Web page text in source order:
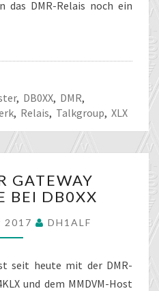
das DMR-Relais noch ein
, DB0XX, DMR,
, Relais, Talkgroup, XLX
DMR
GATEWAY
BEI
DB0XX
GATEWAY
BEI DB0XX
2017 DH1ALF
seit heute mit der DMR-
und dem MMDVM-Host